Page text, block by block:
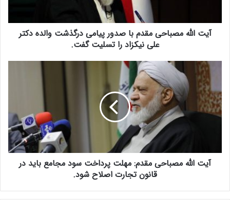
ص
د
م
ب
د
ی
آیت الله مصباحی مقدم با صدور پیامی درگذشت والده دکتر
علی نیکزاد را تسلیت گفت.
ا
ل
ل
ص
ی
آیت الله مصباحی مقدم: مهلت پرداخت سود مجامع باید در
قانون تجارت اصلاح شود.